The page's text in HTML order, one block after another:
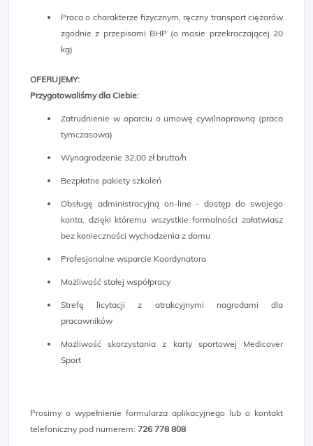
Praca o charakterze fizycznym, ręczny transport ciężarów
zgodnie z przepisami BHP (o masie przekraczającej 20
kg)
OFERUJEMY:
Przygotowaliśmy dla Ciebie:
Zatrudnienie w oparciu o umowę cywilnoprawną (praca
tymczasowa)
Wynagrodzenie 32,00 zł brutto/h
Bezpłatne pakiety szkoleń
Obsługę administracyjną on-line - dostęp do swojego
konta, dzięki któremu wszystkie formalności załatwiasz
bez konieczności wychodzenia z domu
Profesjonalne wsparcie Koordynatora
Możliwość stałej współpracy
Strefę licytacji z atrakcyjnymi nagrodami dla
pracowników
Możliwość skorzystania z karty sportowej Medicover
Sport
Prosimy o wypełnienie formularza aplikacyjnego lub o kontakt
telefoniczny pod numerem: 726 778 808